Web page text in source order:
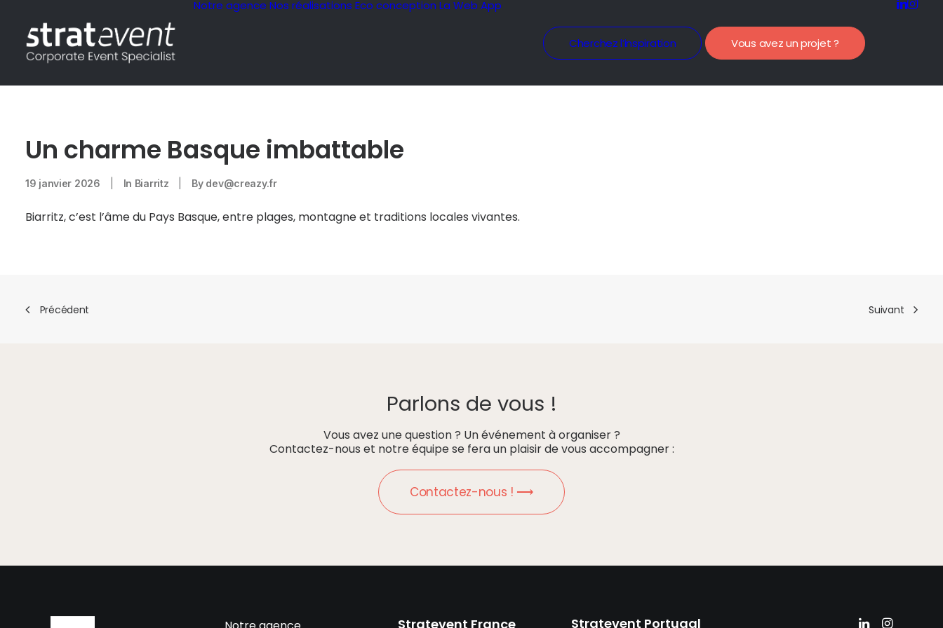
Notre agence Nos réalisations Eco conception La Web App
Cherchez l’inspiration Vous avez un projet ?
Un charme Basque imbattable
19 janvier 2026 In Biarritz By dev@creazy.fr
Biarritz, c’est l’âme du Pays Basque, entre plages, montagne et traditions locales vivantes.
Précédent Suivant
Parlons de vous !
Vous avez une question ? Un événement à organiser ?
Contactez-nous et notre équipe se fera un plaisir de vous accompagner :
Contactez-nous ! ⟶
Stratevent France Stratevent Portugal